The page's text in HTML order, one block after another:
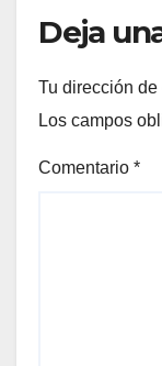
Deja
Tu dirección
Los campos
Comentario *